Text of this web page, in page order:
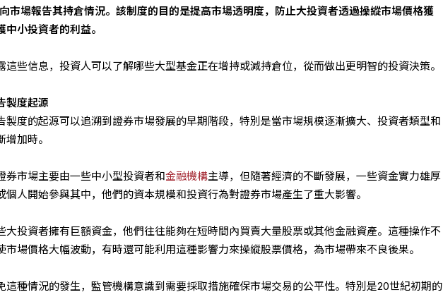
市場報告其持倉情況。該制度的目的是提高市場透明度，防止大投資者透過操縱市場價格獲
中小投資者的利益。
這些信息，投資人可以了解哪些大型基金正在增持或減持倉位，從而做出更明智的投資決策。
製度起源
製度的起源可以追溯到證券市場發展的早期階段，特別是當市場規模逐漸擴大、投資者類型和
增加時。
券市場主要由一些中小型投資者和金融機構主導，但隨著經濟的不斷發展，一些資金實力雄厚
個人開始參與其中，他們的資本規模和投資行為對證券市場產生了重大影響。
大投資者擁有巨額資金，他們往往能夠在短時間內買賣大量股票或其他金融資產。這種操作不
市場價格大幅波動，有時還可能利用這種影響力來操縱股票價格，為市場帶來不良後果。
這種情況的發生，監管機構意識到需要採取措施確保市場交易的公平性。特別是20世紀初期的